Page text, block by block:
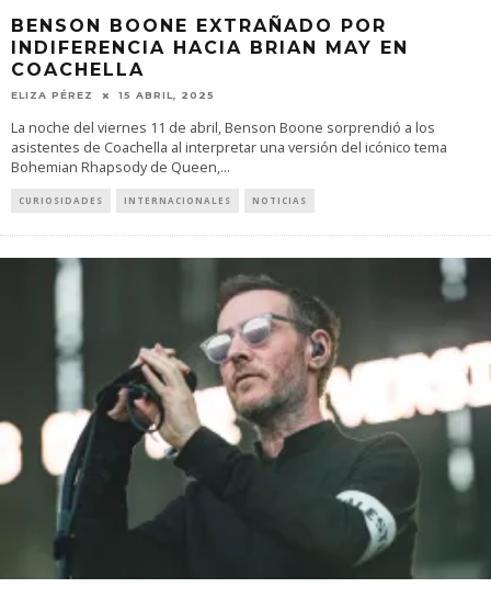
BENSON BOONE EXTRAÑADO POR
INDIFERENCIA HACIA BRIAN MAY EN
COACHELLA
ELIZA PÉREZ 15 ABRIL, 2025
La noche del viernes 11 de abril, Benson Boone sorprendió a los
asistentes de Coachella al interpretar una versión del icónico tema
Bohemian Rhapsody de Queen,...
CURIOSIDADES INTERNACIONALES NOTICIAS